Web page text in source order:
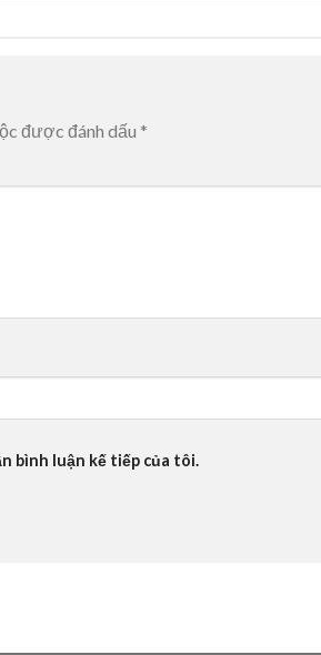
được đánh dấu *
bình luận kế tiếp của tôi.